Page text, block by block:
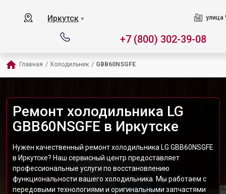
Иркутск ▼ улица
+7 (800) 302-39-08
Главная / Холодильник / GBB60NSGFE
Ремонт холодильника LG
GBB60NSGFE в Иркутске
Нужен качественный ремонт холодильника LG GBB60NSGFE
в Иркутске? Наш сервисный центр предоставляет
профессиональные услуги по восстановлению
функциональности вашего холодильника. Мы работаем с
передовыми технологиями и оригинальными запчастями